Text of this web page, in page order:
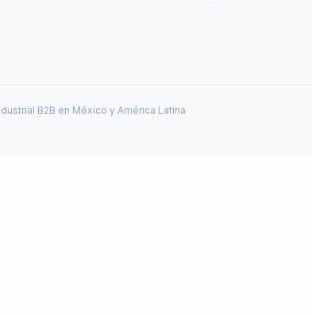
B2B en México y América Latina